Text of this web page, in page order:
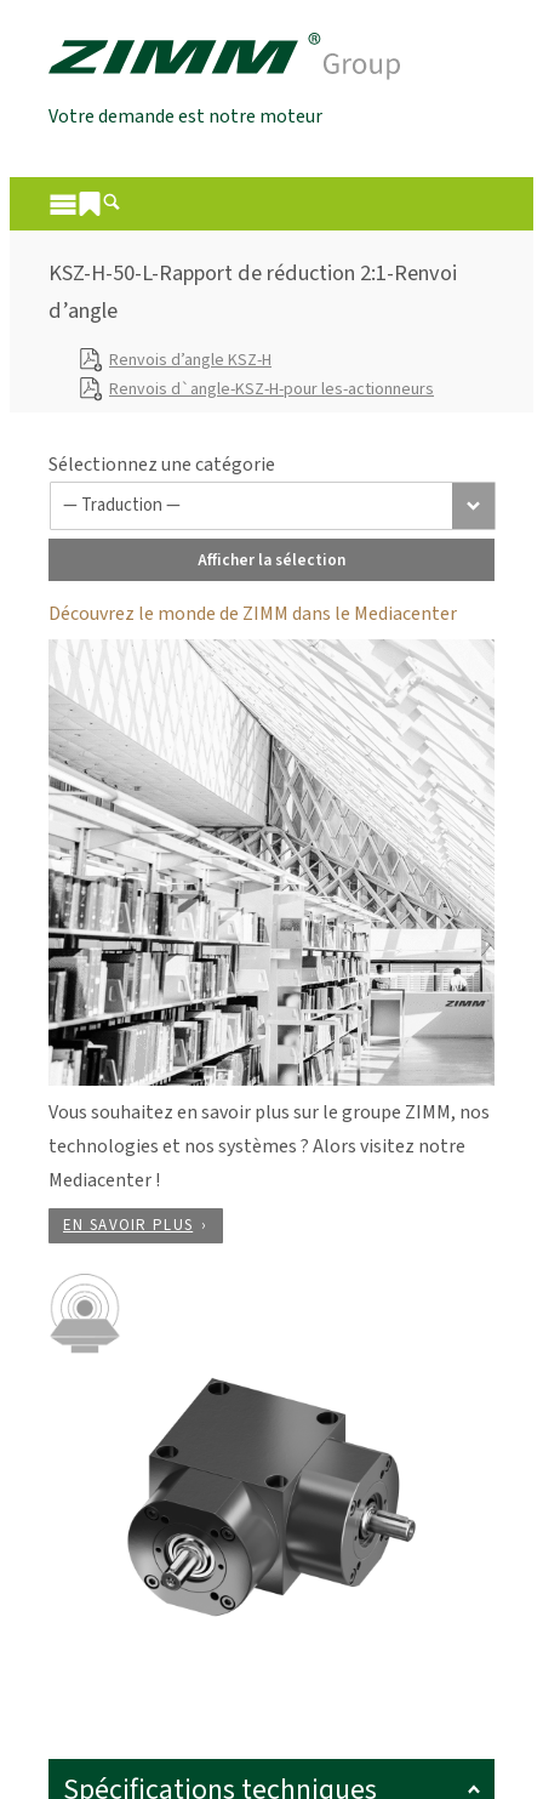
Votre demande est notre moteur
KSZ-H-50-L-Rapport de réduction 2:1-Renvoi
d’angle
Renvois d’angle KSZ-H
Renvois d`angle-KSZ-H-pour les-actionneurs
Sélectionnez une catégorie
Afficher la sélection
Découvrez le monde de ZIMM dans le Mediacenter
Vous souhaitez en savoir plus sur le groupe ZIMM, nos
technologies et nos systèmes ? Alors visitez notre
Mediacenter !
EN SAVOIR PLUS
Spécifications techniques